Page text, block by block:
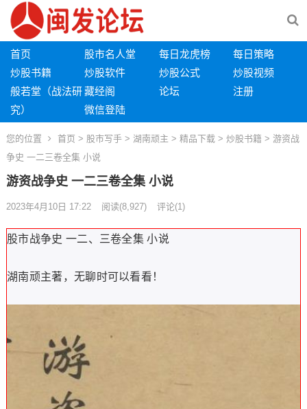
首页 股市名人堂 每日龙虎榜
每日策略
炒股书籍
炒股软件 炒股公式
炒股视频
般若堂（战法研
究）
藏经阁 论坛
注册
微信登陆
您的位置 首页 > 股市写手> 湖南顽主 > 精品下载> 炒股书籍 > 游资战
争史 一二三卷全集 小说
游资战争史 一二三卷全集 小说
2023年4月10日 17:22 阅读(8,927) 评论(1)
股市战争史 一二、三卷全集 小说
湖南顽主著，无聊时可以看看！